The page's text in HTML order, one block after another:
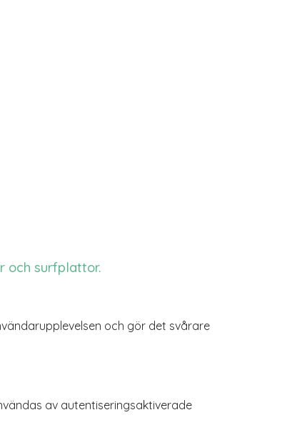
och surfplattor.
och gör det svårare
av autentiseringsaktiverade